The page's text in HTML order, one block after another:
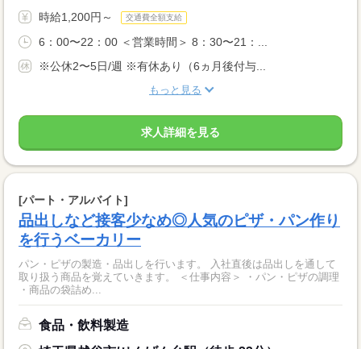
時給1,200円～ 交通費全額支給
6：00〜22：00 ＜営業時間＞ 8：30〜21：...
※公休2〜5日/週 ※有休あり（6ヵ月後付与...
もっと見る
求人詳細を見る
[パート・アルバイト]
品出しなど接客少なめ◎人気のピザ・パン作り
を行うベーカリー
パン・ピザの製造・品出しを行います。 入社直後は品出しを通して
取り扱う商品を覚えていきます。 ＜仕事内容＞ ・パン・ピザの調理
・商品の袋詰め...
食品・飲料製造